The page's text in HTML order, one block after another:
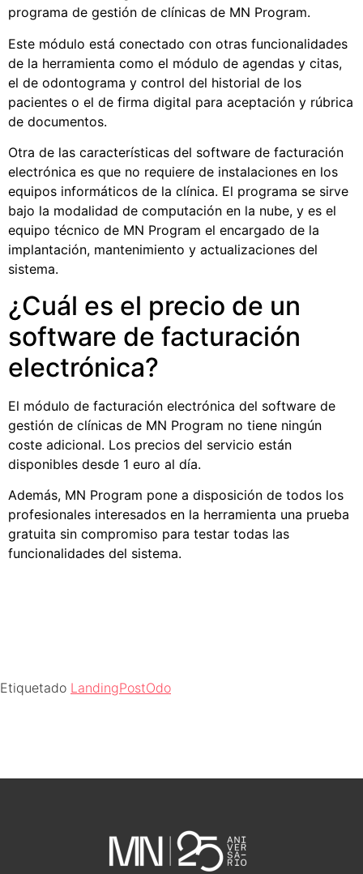
programa de gestión de clínicas de MN Program.
Este módulo está conectado con otras funcionalidades
de la herramienta como el módulo de agendas y citas,
el de odontograma y control del historial de los
pacientes o el de firma digital para aceptación y rúbrica
de documentos.
Otra de las características del software de facturación
electrónica es que no requiere de instalaciones en los
equipos informáticos de la clínica. El programa se sirve
bajo la modalidad de computación en la nube, y es el
equipo técnico de MN Program el encargado de la
implantación, mantenimiento y actualizaciones del
sistema.
¿Cuál es el precio de un
software de facturación
electrónica?
El módulo de facturación electrónica del software de
gestión de clínicas de MN Program no tiene ningún
coste adicional. Los precios del servicio están
disponibles desde 1 euro al día.
Además, MN Program pone a disposición de todos los
profesionales interesados en la herramienta una prueba
gratuita sin compromiso para testar todas las
funcionalidades del sistema.
Etiquetado LandingPostOdo